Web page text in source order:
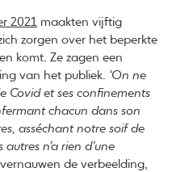
2021 maakten vijftig
zorgen over het beperkte
komt. Ze zagen een
van het publiek. ‘On ne
Covid et ses confinements
chacun dans son
asséchant notre soif de
n’a rien d’une
de verbeelding,